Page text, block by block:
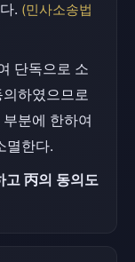
. (민사소송법
단독으로 소
하였으므로
분에 한하여
멸한다.
고 丙의 동의도